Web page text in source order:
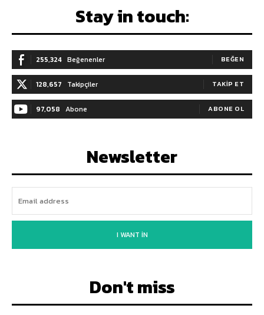
Stay in touch:
255,324 Beğenenler BEĞEN
128,657 Takipçiler TAKIP ET
97,058 Abone ABONE OL
Newsletter
I WANT IN
Don't miss